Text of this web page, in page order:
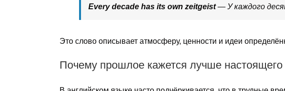
Every decade has its own zeitgeist— У каждого
Это слово описывает атмосферу, ценности и идеи
Почему прошлое кажется лучше настоящего